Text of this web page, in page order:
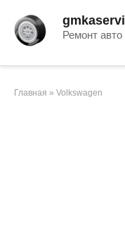
контенту
Ремонт авто
Главная » Volkswagen